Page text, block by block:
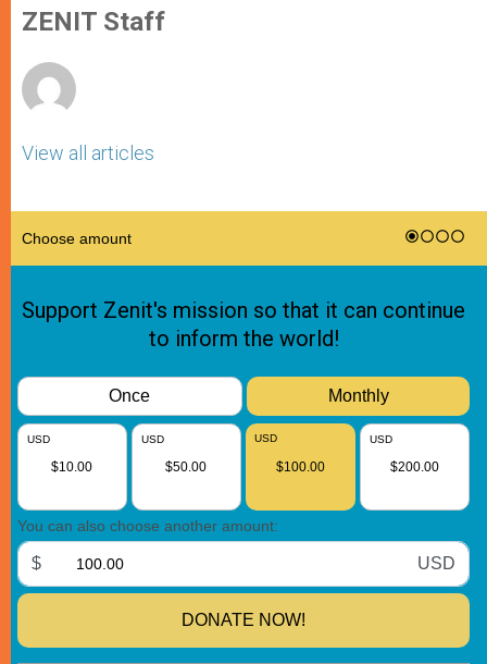
p
p
g
e
o
k
ZENIT Staff
View all articles